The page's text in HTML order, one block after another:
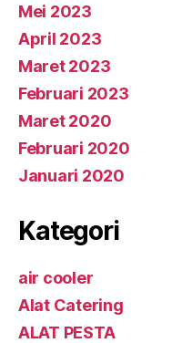
Mei 2023
April 2023
Maret 2023
Februari 2023
Maret 2020
Februari 2020
Januari 2020
Kategori
air cooler
Alat Catering
ALAT PESTA